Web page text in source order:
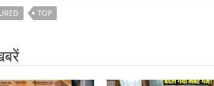
TOP